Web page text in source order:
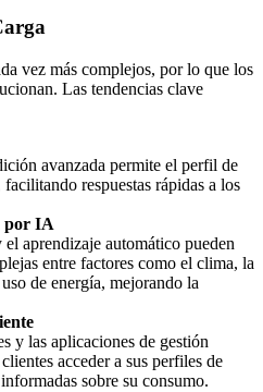
vez más complejos, por lo que los
Las tendencias clave
avanzada permite el perfil de
respuestas rápidas a los
por IA
aprendizaje automático pueden
entre factores como el clima, la
de energía, mejorando la
y las aplicaciones de gestión
acceder a sus perfiles de
sobre su consumo.